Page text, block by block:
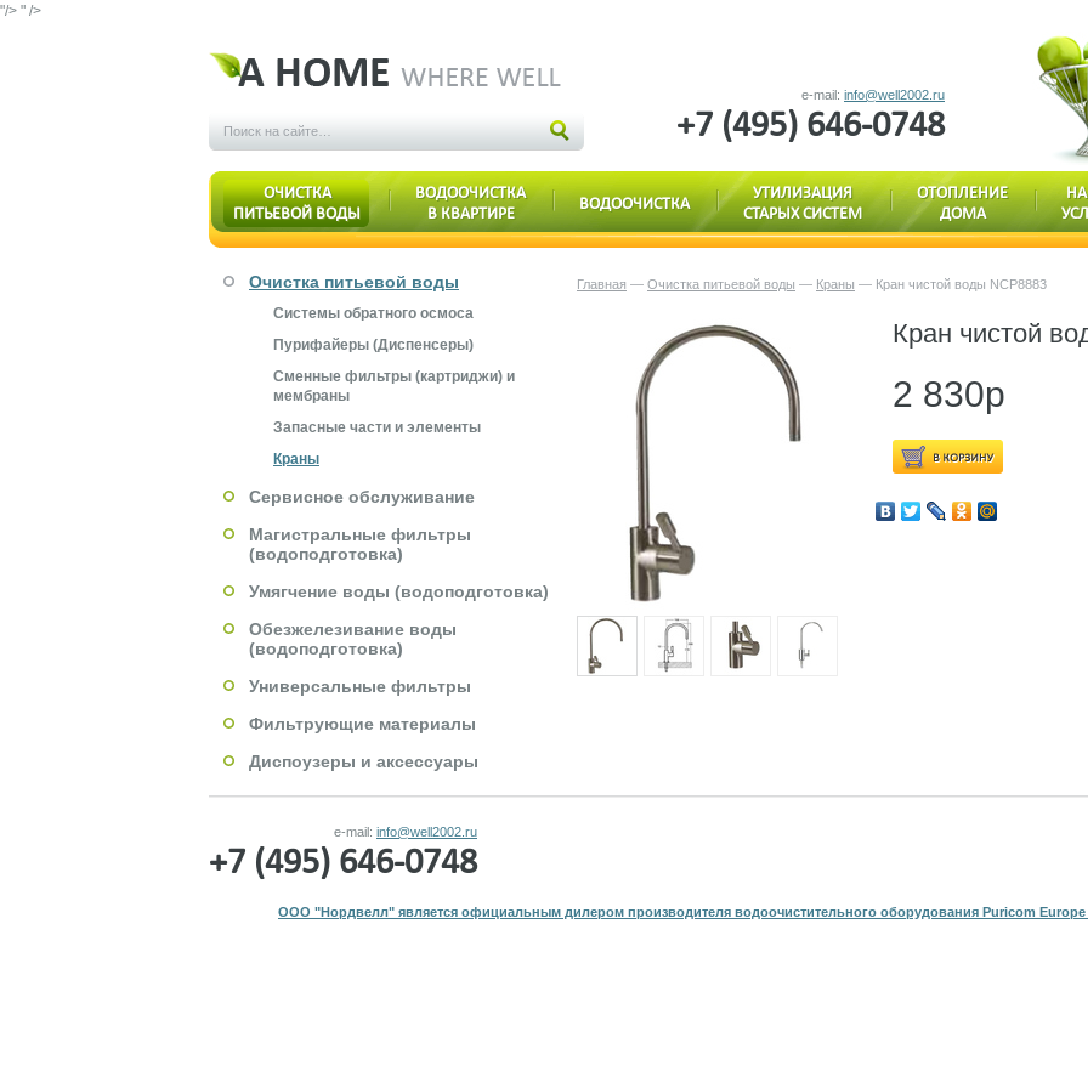
"/> " />
e-mail: info@well2002.ru
+7 (495) 646-0748
ОЧИСТКА
ПИТЬЕВОЙ ВОДЫ
ВОДООЧИСТКА
В КВАРТИРЕ
ВОДООЧИСТКА
УТИЛИЗАЦИЯ
СТАРЫХ СИСТЕМ
ОТОПЛЕНИЕ
ДОМА
Очистка питьевой воды
Системы обратного осмоса
Пурифайеры (Диспенсеры)
Сменные фильтры (картриджи) и
мембраны
Запасные части и элементы
Краны
Сервисное обслуживание
Магистральные фильтры
(водоподготовка)
Умягчение воды (водоподготовка)
Обезжелезивание воды
(водоподготовка)
Универсальные фильтры
Фильтрующие материалы
Диспоузеры и аксессуары
Главная — Очистка питьевой воды — Краны — Кран чистой воды NCP8883
Кран чистой
2 830р
e-mail: info@well2002.ru
+7 (495) 646-0748
ООО "Нордвелл" является официальным дилером производителя водоочистительного оборудования Puricom